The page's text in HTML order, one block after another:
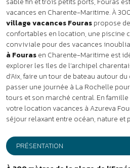
PRÉSENTATION
À 300 mètres de la plage de
et arboré de 8 hectares, le village
jolie vue sur les reflets argentés de
commerces et services sont à 2 km.
Votre location
Fouras
Séjour en location
84 logements répartis dans des
•Appartement 3 pièces - 4 pers. -
cuisine équipé, TV et Wi-Fi, chambre